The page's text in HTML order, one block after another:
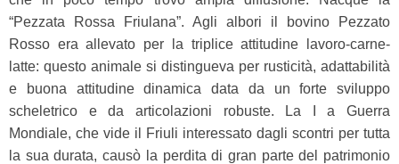
“Pezzata Rossa Friulana”. Agli albori il bovino Pezzato
Rosso era allevato per la triplice attitudine lavoro-carne-
latte: questo animale si distingueva per rusticità, adattabilità
e buona attitudine dinamica data da un forte sviluppo
scheletrico e da articolazioni robuste. La I a Guerra
Mondiale, che vide il Friuli interessato dagli scontri per tutta
la sua durata, causò la perdita di gran parte del patrimonio